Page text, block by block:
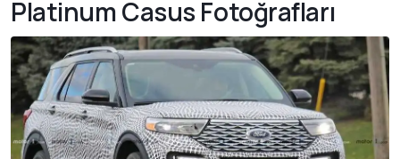
Platinum Casus Fotoğrafları